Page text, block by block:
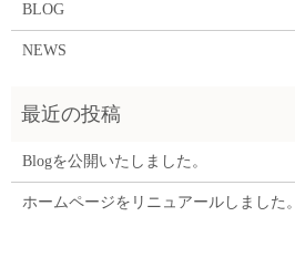
BLOG
NEWS
Blogを公開いたしました。
ホームページをリニュアールしました。